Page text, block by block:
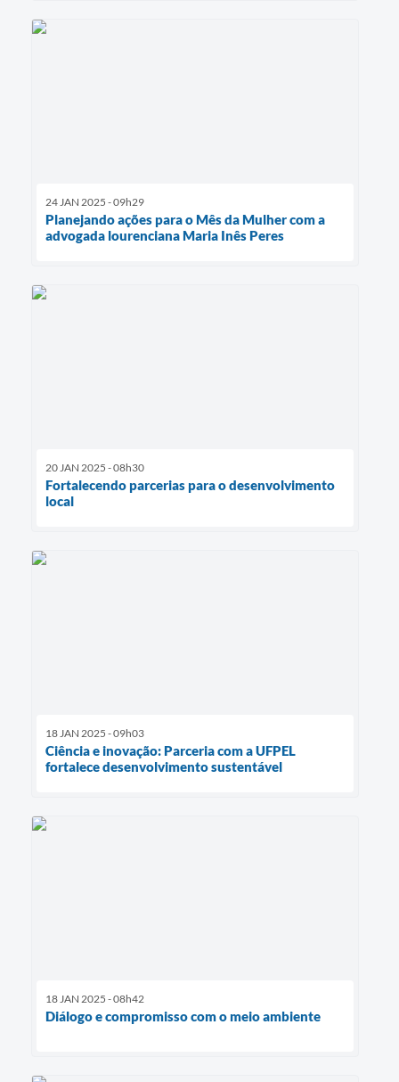
24 JAN 2025 - 09h29
Planejando ações para o Mês da Mulher com a
advogada lourenciana Maria Inês Peres
20 JAN 2025 - 08h30
Fortalecendo parcerias para o desenvolvimento
local
18 JAN 2025 - 09h03
Ciência e inovação: Parceria com a UFPEL
fortalece desenvolvimento sustentável
18 JAN 2025 - 08h42
Diálogo e compromisso com o meio ambiente